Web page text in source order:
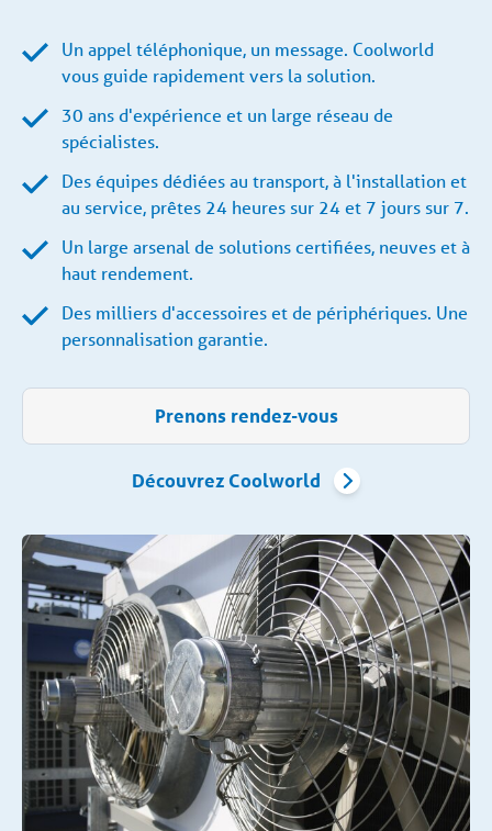
Un appel téléphonique, un message. Coolworld
vous guide rapidement vers la solution.
30 ans d'expérience et un large réseau de
spécialistes.
Des équipes dédiées au transport, à l'installation et
au service, prêtes 24 heures sur 24 et 7 jours sur 7.
Un large arsenal de solutions certifiées, neuves et à
haut rendement.
Des milliers d'accessoires et de périphériques. Une
personnalisation garantie.
Prenons rendez-vous
Découvrez Coolworld